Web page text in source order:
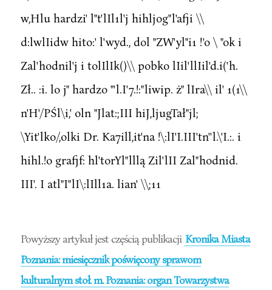
w,Hlu hardzi' l"t'lIl1l'j hihljog"l'afji \\
d:lwlIidw hito:' l'wyd., dol "ZW'yl"i1 !'o \ "ok i
Zal'hodnil'j i tolIlIk()\\ pobko lIil'llIil'd.i('h.
Zł.. :i. lo j" hardzo "'l.I'7.!:"liwip. ż" lIra\\ il' 1(1\\
n'H'/PŚl\i,' oln "Jlat:;III hiJ,ljugTał"jl;
\Yit'lko/,olki Dr. Ka7ill,it'na !\:lI'I.III'tn''l.\'I.:. i
hihl.!o grafjf: hl'torYl"lllą Zil'lII Zal"hodnid.
III'. I atl"I"lI\:lIll1a. lian' \\;11
Powyższy artykuł jest częścią publikacji Kronika Miasta
Poznania: miesięcznik poświęcony sprawom
kulturalnym stoł. m. Poznania: organ Towarzystwa